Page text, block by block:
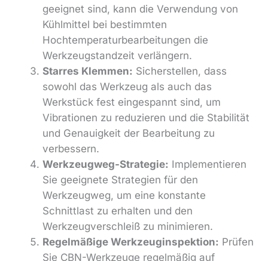
geeignet sind, kann die Verwendung von
Kühlmittel bei bestimmten
Hochtemperaturbearbeitungen die
Werkzeugstandzeit verlängern.
Starres Klemmen: Sicherstellen, dass
sowohl das Werkzeug als auch das
Werkstück fest eingespannt sind, um
Vibrationen zu reduzieren und die Stabilität
und Genauigkeit der Bearbeitung zu
verbessern.
Werkzeugweg-Strategie: Implementieren
Sie geeignete Strategien für den
Werkzeugweg, um eine konstante
Schnittlast zu erhalten und den
Werkzeugverschleiß zu minimieren.
Regelmäßige Werkzeuginspektion: Prüfen
Sie CBN-Werkzeuge regelmäßig auf